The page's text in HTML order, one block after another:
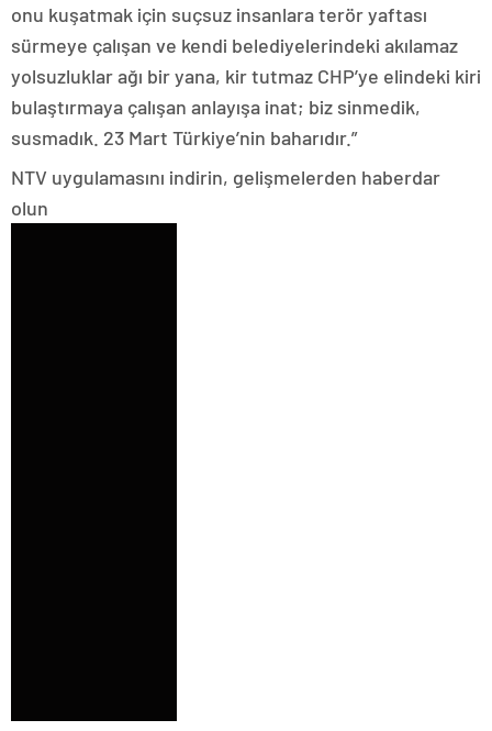
onu kuşatmak için suçsuz insanlara terör yaftası
sürmeye çalışan ve kendi belediyelerindeki akılamaz
yolsuzluklar ağı bir yana, kir tutmaz CHP’ye elindeki kiri
bulaştırmaya çalışan anlayışa inat; biz sinmedik,
susmadık. 23 Mart Türkiye’nin baharıdır.”
NTV uygulamasını indirin, gelişmelerden haberdar
olun